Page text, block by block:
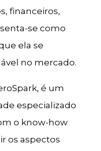
financeiros,
se como
ela se
no mercado.
é um
especializado
o know-how
os aspectos